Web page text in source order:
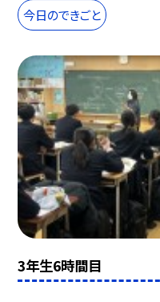
今日のできごと
3年生6時間目